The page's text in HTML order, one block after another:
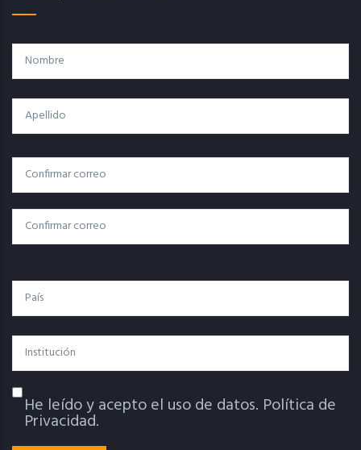
Nombre
Apellido
Correo
Electrónico
Correo Electrónico
Confirmar Correo
País
Institución
Política De Privacidad
He leído y acepto el uso de datos. Política de
Privacidad.